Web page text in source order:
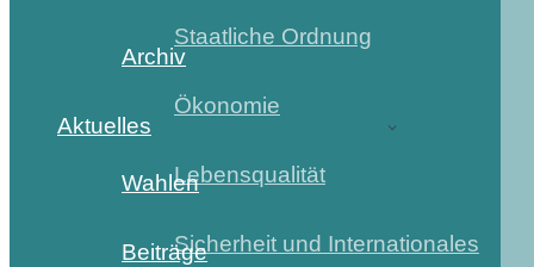
Staatliche Ordnung
Ökonomie
Lebensqualität
Sicherheit und Internationales
Archiv
Aktuelles
Wahlen
Beiträge